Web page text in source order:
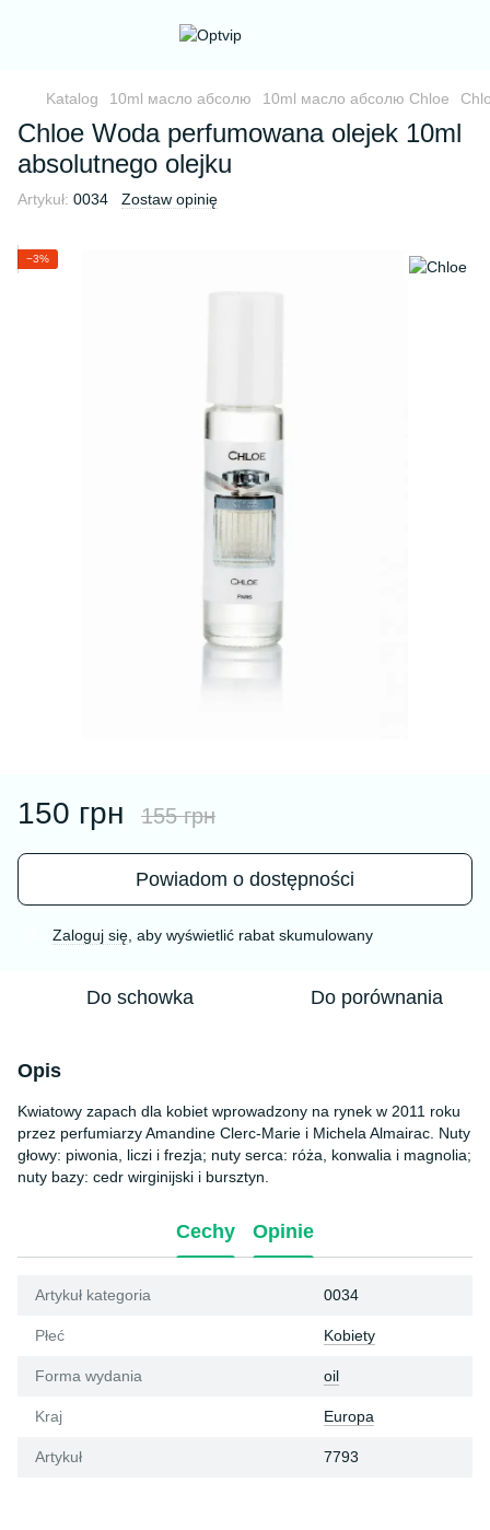
Katalog 10ml масло абсолю 10ml масло абсолю Chloe
Chloe Woda perfumowana olejek 10ml
absolutnego olejku
Artykuł: 0034 Zostaw opinię
−3%
150 грн 155 грн
Powiadom o dostępności
Zaloguj się , aby wyświetlić rabat skumulowany
Do schowka Do porównania
Opis
Kwiatowy zapach dla kobiet wprowadzony na rynek w 2011 roku
przez perfumiarzy Amandine Clerc-Marie i Michela Almairac. Nuty
głowy: piwonia, liczi i frezja; nuty serca: róża, konwalia i magnolia;
nuty bazy: cedr wirginijski i bursztyn.
Cechy Opinie
Artykuł kategoria 0034
Płeć Kobiety
Forma wydania oil
Kraj Europa
Artykuł 7793